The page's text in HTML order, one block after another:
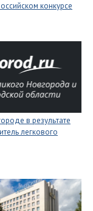
конкурсе
в результате
легкового